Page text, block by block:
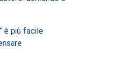
è più facile